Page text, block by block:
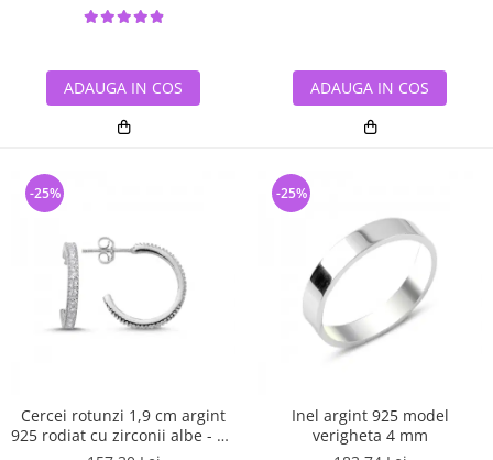
ADAUGA IN COS ADAUGA IN COS
Cercei rotunzi 1,9 cm argint
925 rodiat cu zirconii albe - Be
Elegant ETU0059
-25%
Inel argint 925 model
verigheta 4 mm
-25%